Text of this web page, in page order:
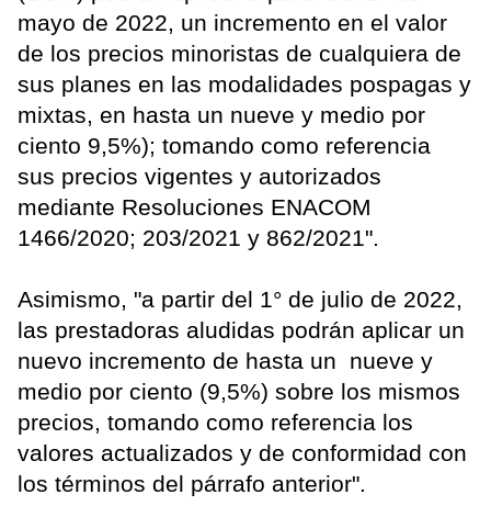
mayo de 2022, un incremento en el valor
de los precios minoristas de cualquiera de
sus planes en las modalidades pospagas y
mixtas, en hasta un nueve y medio por
ciento 9,5%); tomando como referencia
sus precios vigentes y autorizados
mediante Resoluciones ENACOM
1466/2020; 203/2021 y 862/2021".
Asimismo, "a partir del 1° de julio de 2022,
las prestadoras aludidas podrán aplicar un
nuevo incremento de hasta un nueve y
medio por ciento (9,5%) sobre los mismos
precios, tomando como referencia los
valores actualizados y de conformidad con
los términos del párrafo anterior".